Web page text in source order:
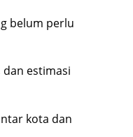
belum perlu
estimasi
kota dan